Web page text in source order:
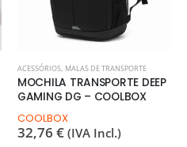
ACESSÓRIOS, MALAS DE TRANSPORTE
MOCHILA TRANSPORTE DEEP
GAMING DG – COOLBOX
COOLBOX
32,76 € (IVA Incl.)